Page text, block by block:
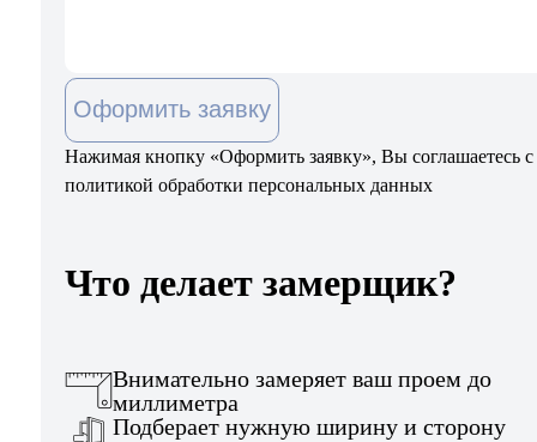
Оформить заявку
Нажимая кнопку «Оформить заявку», Вы соглашаетесь с
политикой обработки персональных данных
Что делает замерщик?
Внимательно замеряет ваш проем до
миллиметра
Подберает нужную ширину и сторону